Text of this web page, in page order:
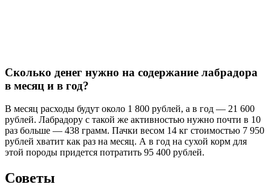
Сколько денег нужно на содержание лабрадора
в месяц и в год?
В месяц расходы будут около 1 800 рублей, а в год — 21 600
рублей. Лабрадору с такой же активностью нужно почти в 10
раз больше — 438 грамм. Пачки весом 14 кг стоимостью 7 950
рублей хватит как раз на месяц. А в год на сухой корм для
этой породы придется потратить 95 400 рублей.
Советы